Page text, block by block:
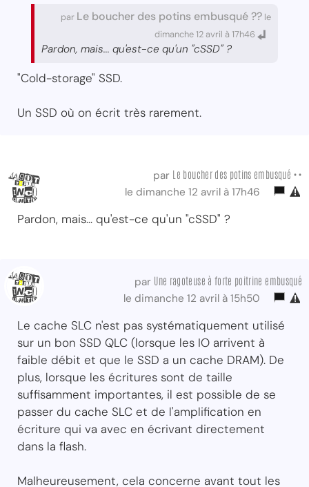
par Le boucher des potins embusqué ?? le
dimanche 12 avril à 17h46
Pardon, mais... qu'est-ce qu'un "cSSD" ?
"Cold-storage" SSD.
Un SSD où on écrit très rarement.
par Le boucher des potins embusqué ••
le dimanche 12 avril à 17h46
Pardon, mais... qu'est-ce qu'un "cSSD" ?
par Une ragoteuse à forte poitrine embusqué
le dimanche 12 avril à 15h50
Le cache SLC n'est pas systématiquement utilisé
sur un bon SSD QLC (lorsque les IO arrivent à
faible débit et que le SSD a un cache DRAM). De
plus, lorsque les écritures sont de taille
suffisamment importantes, il est possible de se
passer du cache SLC et de l'amplification en
écriture qui va avec en écrivant directement
dans la flash.
Malheureusement, cela concerne avant tout les